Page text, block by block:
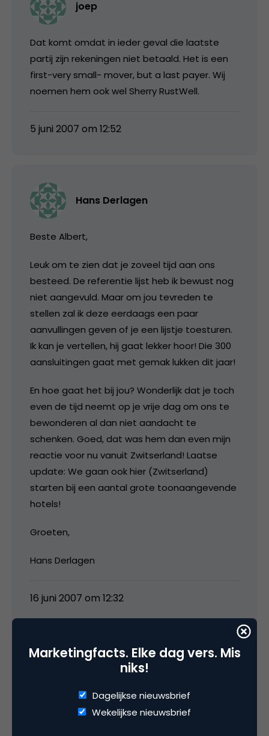
joep
Dat komt omdat in ieder geval die laatste
partij zijn rekeningen niet betaald. Het is een
first-very small- mover, but a last payer. Wij
noemen hem ook wel Sherry RustWell.
5 juni 2007 om 12:52
Hans Derlagen
Beste Albert,
Leuk om te zien dat je zoveel tijd aan ons
besteed. De referentie lijst heb ik bewust nog
niet aangevuld. Maar om jou tevreden te
stellen zal ik deze eerdaags een paar
aanvullingen geven of je een lijstje toesturen.
Ik kan je vertellen, hij gaat lekker hoor! Die 300
aansluitingen gaat met gemak lukken dit jaar!
En hoe gaat het bij jou? Wonderlijk dat je toch
even de tijd neemt op je vrije dag om ons te
bewonderen al dan niet aandacht te
schenken. Goed, dat was hem dan even mijn
reactie voor nu vanuit Zwitserland! Laatse
update: We gaan ook hier (Zwitserland)
starten bij een aantal grote toonaangevende
hotels!
Groeten,
Hans Derlagen
16 juni 2007 om 12:32
is dit MyHoreca.TV nu inmiddels van de grond
gekomen? Ben wel benieuwd naar de
Marketingfacts. Elke dag vers. Mis
niks!
Dagelijkse nieuwsbrief
Wekelijkse nieuwsbrief